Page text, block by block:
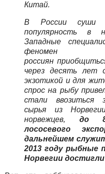
Китай.
В России суши
популярность в
Западные
феномен
россиян
через десять лет
экзотикой и для
спрос на рыбу
стали ввозиться
сырья из
норвежцев, до
лососевого
дальнейшем
2013 году рыбные
Норвегии